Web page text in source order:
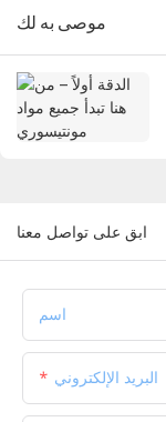
موصى به لك
ابق على تواصل معنا
اسم
البريد الإلكتروني